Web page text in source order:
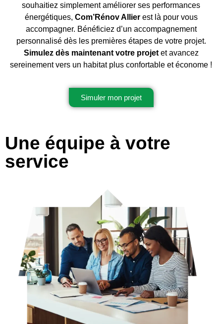
souhaitiez simplement améliorer ses performances
énergétiques, Com’Rénov Allierest là pour vous
accompagner. Bénéficiez d’un accompagnement
personnalisé dès les premières étapes de votre projet.
Simulez dès maintenant votre projetet avancez
sereinement vers un habitat plus confortable et économe !
Simuler mon projet
Une équipe à votre
service